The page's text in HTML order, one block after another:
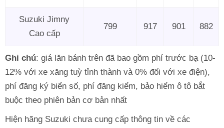
Suzuki Jimny
Cao cấp
799 917 901 882
Ghi chú: giá lăn bánh trên đã bao gồm phí trước bạ (10-
12% với xe xăng tuỳ tỉnh thành và 0% đối với xe điện),
phí đăng ký biển số, phí đăng kiểm, bảo hiểm ô tô bắt
buộc theo phiên bản cơ bản nhất
Hiện hãng Suzuki chưa cung cấp thông tin về các